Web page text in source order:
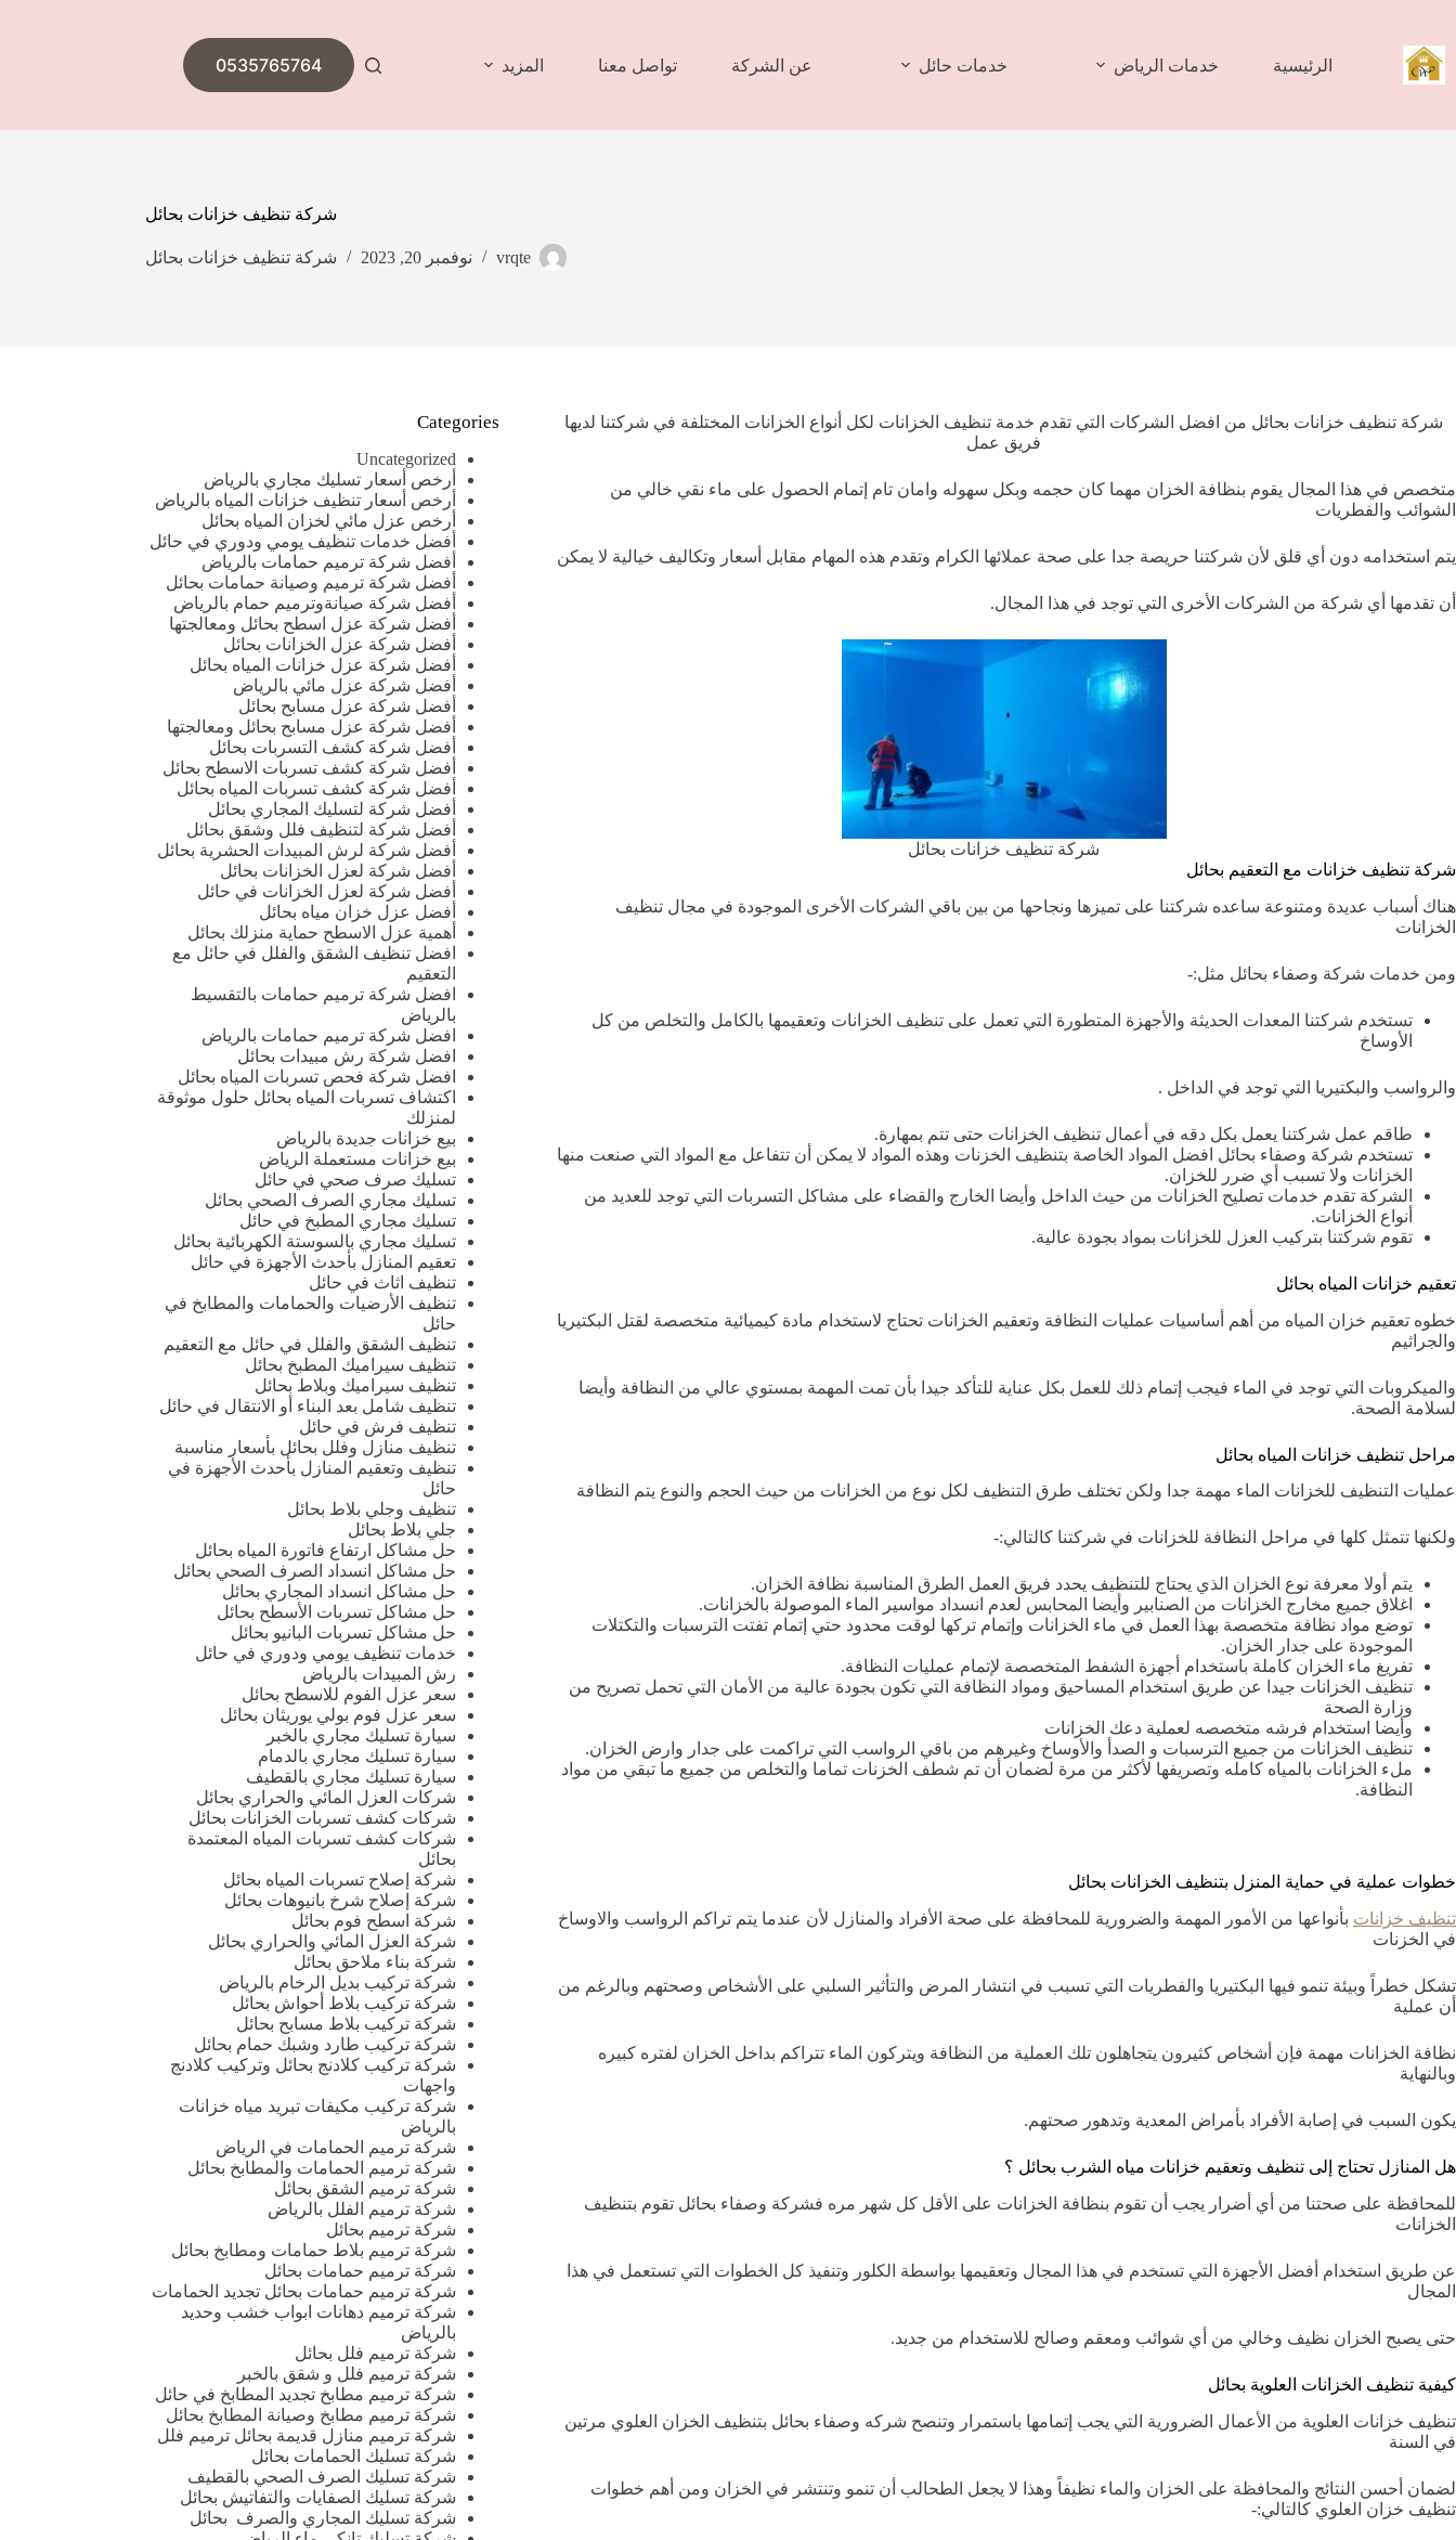
المحتوى
الرئيسية خدمات الرياض خدمات حائل عن الشركة تواصل معنا المزيد 0535765764
شركة تنظيف خزانات بحائل
vrqte نوفمبر 20, 2023 شركة تنظيف خزانات بحائل
شركة تنظيف خزانات بحائل من افضل الشركات التي تقدم خدمة تنظيف الخزانات لكل أنواع الخزانات المختلفة في شركتنا لديها
فريق عمل
متخصص في هذا المجال يقوم بنظافة الخزان مهما كان حجمه وبكل سهوله وامان تام إتمام الحصول على ماء نقي خالي من
الشوائب والفطريات
يتم استخدامه دون أي قلق لأن شركتنا حريصة جدا على صحة عملائها الكرام وتقدم هذه المهام مقابل أسعار وتكاليف خيالية لا يمكن
أن تقدمها أي شركة من الشركات الأخرى التي توجد في هذا المجال.
شركة تنظيف خزانات بحائل
شركة تنظيف خزانات مع التعقيم بحائل
هناك أسباب عديدة ومتنوعة ساعده شركتنا على تميزها ونجاحها من بين باقي الشركات الأخرى الموجودة في مجال تنظيف
الخزانات
ومن خدمات شركة وصفاء بحائل مثل:-
تستخدم شركتنا المعدات الحديثة والأجهزة المتطورة التي تعمل على تنظيف الخزانات وتعقيمها بالكامل والتخلص من كل
الأوساخ
والرواسب والبكتيريا التي توجد في الداخل .
طاقم عمل شركتنا يعمل بكل دقه في أعمال تنظيف الخزانات حتى تتم بمهارة.
تستخدم شركة وصفاء بحائل افضل المواد الخاصة بتنظيف الخزنات وهذه المواد لا يمكن أن تتفاعل مع المواد التي صنعت منها
الخزانات ولا تسبب أي ضرر للخزان.
الشركة تقدم خدمات تصليح الخزانات من حيث الداخل وأيضا الخارج والقضاء على مشاكل التسربات التي توجد للعديد من
أنواع الخزانات.
تقوم شركتنا بتركيب العزل للخزانات بمواد بجودة عالية.
تعقيم خزانات المياه بحائل
خطوه تعقيم خزان المياه من أهم أساسيات عمليات النظافة وتعقيم الخزانات تحتاج لاستخدام مادة كيميائية متخصصة لقتل البكتيريا
والجراثيم
والميكروبات التي توجد في الماء فيجب إتمام ذلك للعمل بكل عناية للتأكد جيدا بأن تمت المهمة بمستوي عالي من النظافة وأيضا
لسلامة الصحة.
مراحل تنظيف خزانات المياه بحائل
عمليات التنظيف للخزانات الماء مهمة جدا ولكن تختلف طرق التنظيف لكل نوع من الخزانات من حيث الحجم والنوع يتم النظافة
ولكنها تتمثل كلها في مراحل النظافة للخزانات في شركتنا كالتالي:-
يتم أولا معرفة نوع الخزان الذي يحتاج للتنظيف يحدد فريق العمل الطرق المناسبة نظافة الخزان.
اغلاق جميع مخارج الخزانات من الصنابير وأيضا المحابس لعدم انسداد مواسير الماء الموصولة بالخزانات.
توضع مواد نظافة متخصصة بهذا العمل في ماء الخزانات وإتمام تركها لوقت محدود حتي إتمام تفتت الترسبات والتكتلات
الموجودة على جدار الخزان.
تفريغ ماء الخزان كاملة باستخدام أجهزة الشفط المتخصصة لإتمام عمليات النظافة.
تنظيف الخزانات جيدا عن طريق استخدام المساحيق ومواد النظافة التي تكون بجودة عالية من الأمان التي تحمل تصريح من
وزارة الصحة
وأيضا استخدام فرشه متخصصه لعملية دعك الخزانات
تنظيف الخزانات من جميع الترسبات و الصدأ والأوساخ وغيرهم من باقي الرواسب التي تراكمت على جدار وارض الخزان.
ملء الخزانات بالمياه كامله وتصريفها لأكثر من مرة لضمان أن تم شطف الخزنات تماما والتخلص من جميع ما تبقي من مواد
النظافة.
خطوات عملية في حماية المنزل بتنظيف الخزانات بحائل
تنظيف خزانات بأنواعها من الأمور المهمة والضرورية للمحافظة على صحة الأفراد والمنازل لأن عندما يتم تراكم الرواسب والاوساخ
في الخزنات
تشكل خطراً وبيئة تنمو فيها البكتيريا والفطريات التي تسبب في انتشار المرض والتأثير السلبي على الأشخاص وصحتهم وبالرغم من
أن عملية
نظافة الخزانات مهمة فإن أشخاص كثيرون يتجاهلون تلك العملية من النظافة ويتركون الماء تتراكم بداخل الخزان لفتره كبيره
وبالنهاية
يكون السبب في إصابة الأفراد بأمراض المعدية وتدهور صحتهم.
هل المنازل تحتاج إلى تنظيف وتعقيم خزانات مياه الشرب بحائل ؟
للمحافظة على صحتنا من أي أضرار يجب أن تقوم بنظافة الخزانات على الأقل كل شهر مره فشركة وصفاء بحائل تقوم بتنظيف
الخزانات
عن طريق استخدام أفضل الأجهزة التي تستخدم في هذا المجال وتعقيمها بواسطة الكلور وتنفيذ كل الخطوات التي تستعمل في هذا
المجال
حتى يصبح الخزان نظيف وخالي من أي شوائب ومعقم وصالح للاستخدام من جديد.
كيفية تنظيف الخزانات العلوية بحائل
تنظيف خزانات العلوية من الأعمال الضرورية التي يجب إتمامها باستمرار وتنصح شركه وصفاء بحائل بتنظيف الخزان العلوي مرتين
في السنة
لضمان أحسن النتائج والمحافظة على الخزان والماء نظيفاً وهذا لا يجعل الطحالب أن تنمو وتنتشر في الخزان ومن أهم خطوات
تنظيف خزان العلوي كالتالي:-
Categories
Uncategorized
أرخص أسعار تسليك مجاري بالرياض
أرخص أسعار تنظيف خزانات المياه بالرياض
أرخص عزل مائي لخزان المياه بحائل
أفضل خدمات تنظيف يومي ودوري في حائل
أفضل شركة ترميم حمامات بالرياض
أفضل شركة ترميم وصيانة حمامات بحائل
أفضل شركة صيانةوترميم حمام بالرياض
أفضل شركة عزل اسطح بحائل ومعالجتها
أفضل شركة عزل الخزانات بحائل
أفضل شركة عزل خزانات المياه بحائل
أفضل شركة عزل مائي بالرياض
أفضل شركة عزل مسابح بحائل
أفضل شركة عزل مسابح بحائل ومعالجتها
أفضل شركة كشف التسربات بحائل
أفضل شركة كشف تسربات الاسطح بحائل
أفضل شركة كشف تسربات المياه بحائل
أفضل شركة لتسليك المجاري بحائل
أفضل شركة لتنظيف فلل وشقق بحائل
أفضل شركة لرش المبيدات الحشرية بحائل
أفضل شركة لعزل الخزانات بحائل
أفضل شركة لعزل الخزانات في حائل
أفضل عزل خزان مياه بحائل
أهمية عزل الاسطح حماية منزلك بحائل
افضل تنظيف الشقق والفلل في حائل مع
التعقيم
افضل شركة ترميم حمامات بالتقسيط
بالرياض
افضل شركة ترميم حمامات بالرياض
افضل شركة رش مبيدات بحائل
افضل شركة فحص تسربات المياه بحائل
اكتشاف تسربات المياه بحائل حلول موثوقة
لمنزلك
بيع خزانات جديدة بالرياض
بيع خزانات مستعملة الرياض
تسليك صرف صحي في حائل
تسليك مجاري الصرف الصحي بحائل
تسليك مجاري المطبخ في حائل
تسليك مجاري بالسوستة الكهربائية بحائل
تعقيم المنازل بأحدث الأجهزة في حائل
تنظيف اثاث في حائل
تنظيف الأرضيات والحمامات والمطابخ في
حائل
تنظيف الشقق والفلل في حائل مع التعقيم
تنظيف سيراميك المطبخ بحائل
تنظيف سيراميك وبلاط بحائل
تنظيف شامل بعد البناء أو الانتقال في حائل
تنظيف فرش في حائل
تنظيف منازل وفلل بحائل بأسعار مناسبة
تنظيف وتعقيم المنازل بأحدث الأجهزة في
حائل
تنظيف وجلي بلاط بحائل
جلي بلاط بحائل
حل مشاكل ارتفاع فاتورة المياه بحائل
حل مشاكل انسداد الصرف الصحي بحائل
حل مشاكل انسداد المجاري بحائل
حل مشاكل تسربات الأسطح بحائل
حل مشاكل تسربات البانيو بحائل
خدمات تنظيف يومي ودوري في حائل
رش المبيدات بالرياض
سعر عزل الفوم للاسطح بحائل
سعر عزل فوم بولي يوريثان بحائل
سيارة تسليك مجاري بالخبر
سيارة تسليك مجاري بالدمام
سيارة تسليك مجاري بالقطيف
شركات العزل المائي والحراري بحائل
شركات كشف تسربات الخزانات بحائل
شركات كشف تسربات المياه المعتمدة
بحائل
شركة إصلاح تسربات المياه بحائل
شركة إصلاح شرخ بانيوهات بحائل
شركة اسطح فوم بحائل
شركة العزل المائي والحراري بحائل
شركة بناء ملاحق بحائل
شركة تركيب بديل الرخام بالرياض
شركة تركيب بلاط أحواش بحائل
شركة تركيب بلاط مسابح بحائل
شركة تركيب طارد وشبك حمام بحائل
شركة تركيب كلادنج بحائل وتركيب كلادنج
واجهات
شركة تركيب مكيفات تبريد مياه خزانات
بالرياض
شركة ترميم الحمامات في الرياض
شركة ترميم الحمامات والمطابخ بحائل
شركة ترميم الشقق بحائل
شركة ترميم الفلل بالرياض
شركة ترميم بحائل
شركة ترميم بلاط حمامات ومطابخ بحائل
شركة ترميم حمامات بحائل
شركة ترميم حمامات بحائل تجديد الحمامات
شركة ترميم دهانات ابواب خشب وحديد
بالرياض
شركة ترميم فلل بحائل
شركة ترميم فلل و شقق بالخبر
شركة ترميم مطابخ تجديد المطابخ في حائل
شركة ترميم مطابخ وصيانة المطابخ بحائل
شركة ترميم منازل قديمة بحائل ترميم فلل
شركة تسليك الحمامات بحائل
شركة تسليك الصرف الصحي بالقطيف
شركة تسليك الصفايات والتفاتيش بحائل
شركة تسليك المجاري والصرف بحائل